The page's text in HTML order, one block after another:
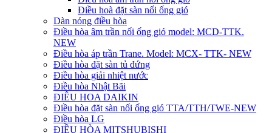
Điều hoà đặt sàn nối ống gió
Dàn nóng điều hòa
Điều hòa âm trần nối ống gió model: MCD-TTK.
NEW
Điều hòa áp trần Trane. Model: MCX- TTK- NEW
Điều hòa đặt sàn tủ đứng
Điều hòa giải nhiệt nước
Điều hòa Nhật Bãi
ĐIÊU HOA DAIKIN
Điều hòa đặt sàn nối ống gió TTA/TTH/TWE-NEW
Điều hòa LG
ĐIỀU HÒA MITSHUBISHI